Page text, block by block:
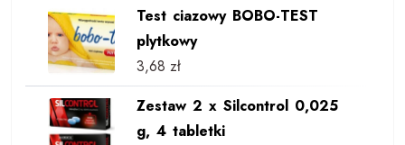
Test ciazowy BOBO-TEST
plytkowy
3,68 zł
Zestaw 2 x Silcontrol 0,025
g, 4 tabletki